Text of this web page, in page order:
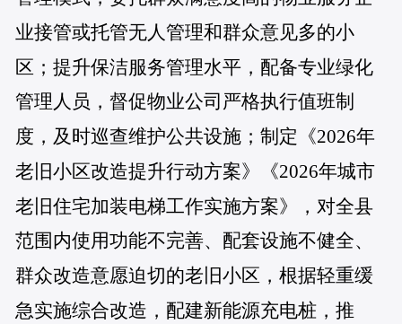
业接管或托管无人管理和群众意见多的小
区；提升保洁服务管理水平，配备专业绿化
管理人员，督促物业公司严格执行值班制
度，及时巡查维护公共设施；制定《2026年
老旧小区改造提升行动方案》《2026年城市
老旧住宅加装电梯工作实施方案》，对全县
范围内使用功能不完善、配套设施不健全、
群众改造意愿迫切的老旧小区，根据轻重缓
急实施综合改造，配建新能源充电桩，推